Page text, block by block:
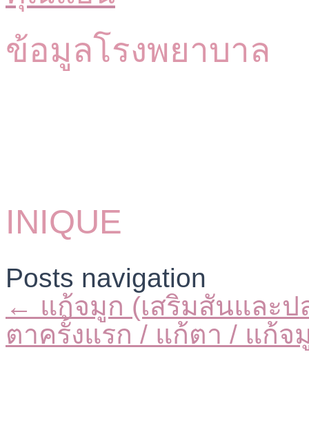
ข้อมูลโรงพยาบาล
INIQUE
Posts navigation
← แก้จมูก (เสริมสันและป
ตาครั้งแรก / แก้ตา / แก้